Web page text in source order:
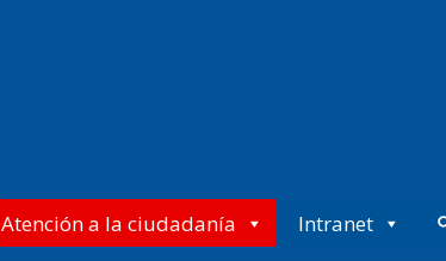
Atención a la ciudadanía Intranet